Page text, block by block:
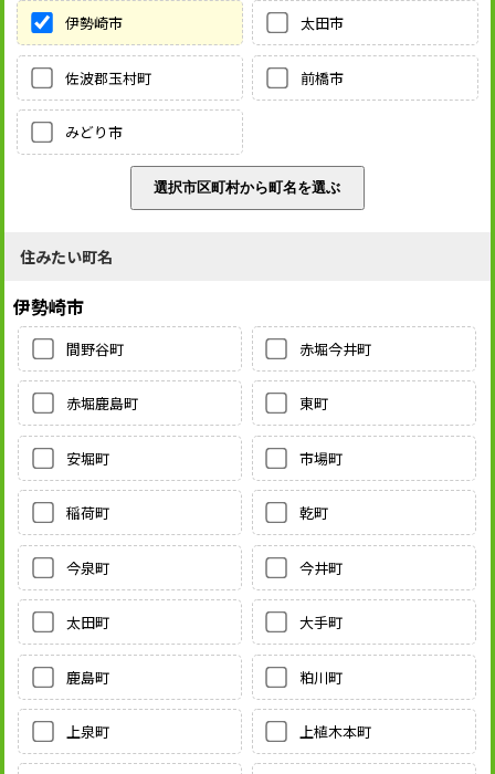
伊勢崎市 太田市
佐波郡玉村町 前橋市
みどり市
住みたい町名
伊勢崎市
間野谷町 赤堀今井町
赤堀鹿島町 東町
安堀町 市場町
稲荷町 乾町
今泉町 今井町
太田町 大手町
鹿島町 粕川町
上泉町 上植木本町